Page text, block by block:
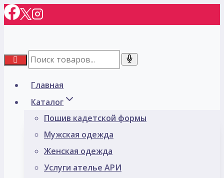
Перейти
к
Главная
Каталог
Пошив кадетской формы
Мужская одежда
Женская одежда
Услуги ателье АРИ